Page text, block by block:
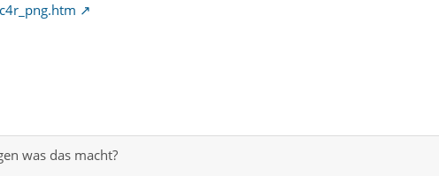
was das macht?